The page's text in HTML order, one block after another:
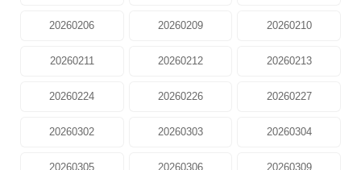
20260206 20260209 20260210
20260211 20260212 20260213
20260224 20260226 20260227
20260302 20260303 20260304
20260305 20260306 20260309